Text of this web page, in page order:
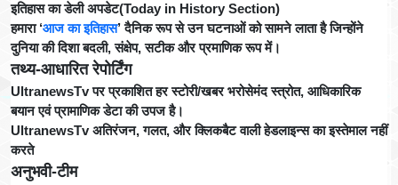
इतिहास का डेली अपडेट(Today in History Section)
हमारा ‘आज का इतिहास’ दैनिक रूप से उन घटनाओं को सामने लाता है जिन्होंने
दुनिया की दिशा बदली, संक्षेप, सटीक और प्रमाणिक रूप में।
तथ्य-आधारित रेपोर्टिंग
UltranewsTv पर प्रकाशित हर स्टोरी/खबर भरोसेमंद स्त्रोत, आधिकारिक
बयान एवं प्रामाणिक डेटा की उपज है।
UltranewsTv अतिरंजन, गलत, और क्लिकबैट वाली हेडलाइन्स का इस्तेमाल नहीं
करते
अनुभवी-टीम